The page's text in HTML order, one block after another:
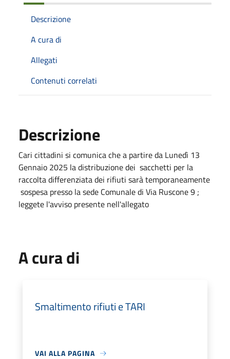
Descrizione
A cura di
Allegati
Contenuti correlati
Descrizione
Cari cittadini si comunica che a partire da Lunedì 13
Gennaio 2025 la distribuzione dei sacchetti per la
raccolta differenziata dei rifiuti sarà temporaneamente
sospesa presso la sede Comunale di Via Ruscone 9 ;
leggete l'avviso presente nell'allegato
A cura di
Smaltimento rifiuti e TARI
VAI ALLA PAGINA